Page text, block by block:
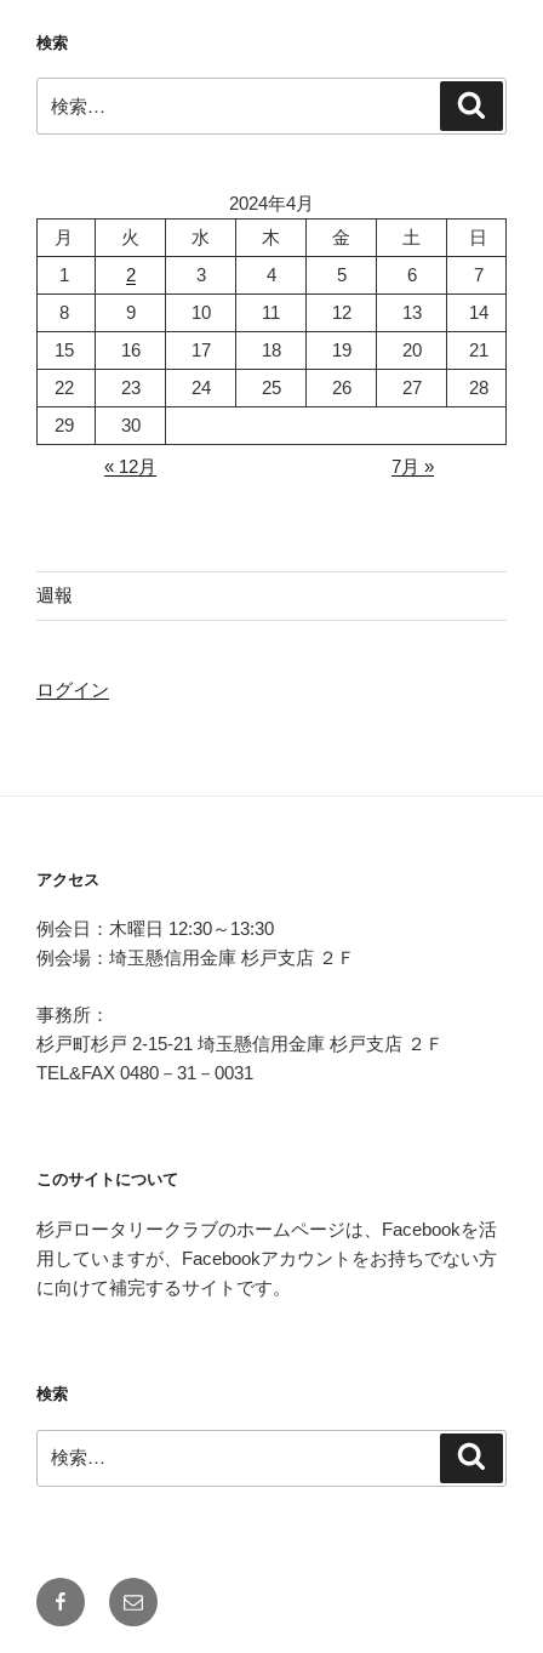
ン
検索
索:
2024年4月
月
火 水 木 金 土
日
1
2 3 4 5 6
7
8
9 10 11 12 13
14
15
16 17 18 19 20
21
22
23 24 25 26 27
28
29
30
« 12月
7月 »
週報
ログイン
アクセス
例会日：木曜日 12:30～13:30
例会場：埼玉懸信用金庫 杉戸支店 ２Ｆ
事務所：
杉戸町杉戸 2-15-21 埼玉懸信用金庫 杉戸支店 ２Ｆ
TEL&FAX 0480－31－0031
このサイトについて
杉戸ロータリークラブのホームページは、Facebookを活
用していますが、Facebookアカウントをお持ちでない方
に向けて補完するサイトです。
検索
索:
Facebook
メ
ー